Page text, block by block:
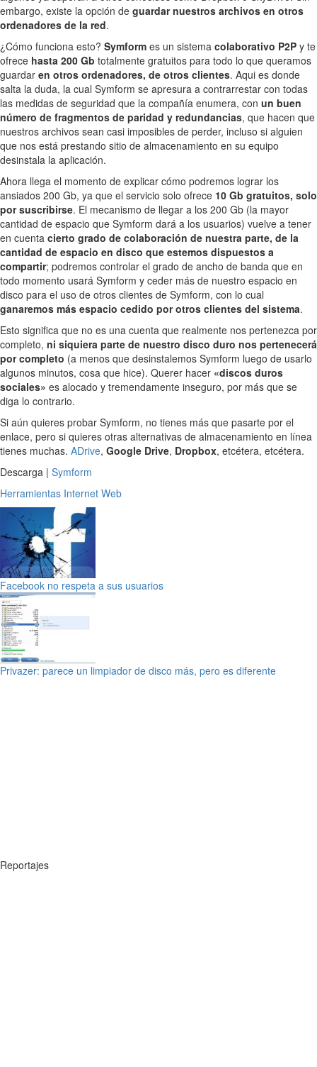
embargo, existe la opción de guardar nuestros archivos en otros
ordenadores de la red.
¿Cómo funciona esto? Symform es un sistema colaborativo P2P y te
ofrece hasta 200 Gb totalmente gratuitos para todo lo que queramos
guardar en otros ordenadores, de otros clientes. Aqui es donde
salta la duda, la cual Symform se apresura a contrarrestar con todas
las medidas de seguridad que la compañía enumera, con un buen
número de fragmentos de paridad y redundancias, que hacen que
nuestros archivos sean casi imposibles de perder, incluso si alguien
que nos está prestando sitio de almacenamiento en su equipo
desinstala la aplicación.
Ahora llega el momento de explicar cómo podremos lograr los
ansiados 200 Gb, ya que el servicio solo ofrece 10 Gb gratuitos, solo
por suscribirse. El mecanismo de llegar a los 200 Gb (la mayor
cantidad de espacio que Symform dará a los usuarios) vuelve a tener
en cuenta cierto grado de colaboración de nuestra parte, de la
cantidad de espacio en disco que estemos dispuestos a
compartir; podremos controlar el grado de ancho de banda que en
todo momento usará Symform y ceder más de nuestro espacio en
disco para el uso de otros clientes de Symform, con lo cual
ganaremos más espacio cedido por otros clientes del sistema.
Esto significa que no es una cuenta que realmente nos pertenezca por
completo, ni siquiera parte de nuestro disco duro nos pertenecerá
por completo (a menos que desinstalemos Symform luego de usarlo
algunos minutos, cosa que hice). Querer hacer «discos duros
sociales» es alocado y tremendamente inseguro, por más que se
diga lo contrario.
Si aún quieres probar Symform, no tienes más que pasarte por el
enlace, pero si quieres otras alternativas de almacenamiento en línea
tienes muchas. ADrive, Google Drive, Dropbox, etcétera, etcétera.
Descarga | Symform
Herramientas Internet Web
Facebook no respeta a sus usuarios
Privazer: parece un limpiador de disco más, pero es diferente
Reportajes